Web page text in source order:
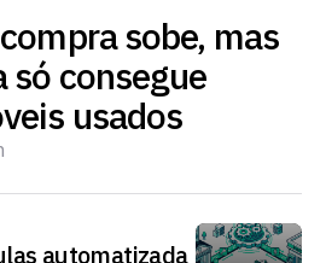
sobe, mas
só consegue
usados
automatizada